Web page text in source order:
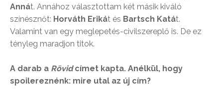
Annát. Annához választottam két másik kiváló
színésznőt: Horváth Erikát és Bartsch Katát.
Valamint van egy meglepetés-civilszereplő is. De ez
tényleg maradjon titok.
A darab a Rövidcímet kapta. Anélkül, hogy
spoilereznénk: mire utal az új cím?